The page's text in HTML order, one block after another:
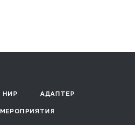
НИР АДАПТЕР
МЕРОПРИЯТИЯ